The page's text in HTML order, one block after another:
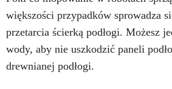
większości przypadków sprowadza
przetarcia ścierką podłogi. Możesz
wody, aby nie uszkodzić paneli
drewnianej podłogi.